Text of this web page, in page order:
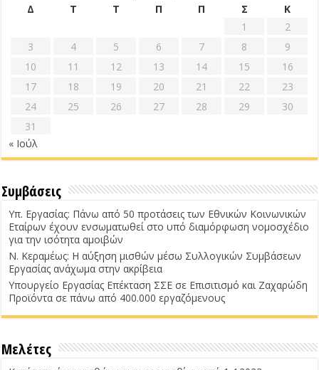
Δ
Τ Τ Π Π Σ
Κ
1
2
3
4 5 6 7 8
9
10
11 12 13 14 15
16
17
18 19 20 21 22
23
24
25 26 27 28 29
30
31
« Ιούλ
Συμβάσεις
Υπ. Εργασίας: Πάνω από 50 προτάσεις των Εθνικών Κοινωνικών
Εταίρων έχουν ενσωματωθεί στο υπό διαμόρφωση νομοσχέδιο
για την ισότητα αμοιβών
Ν. Κεραμέως: Η αύξηση μισθών μέσω Συλλογικών Συμβάσεων
Εργασίας ανάχωμα στην ακρίβεια
Υπουργείο Εργασίας Επέκταση ΣΣΕ σε Επισιτισμό και Ζαχαρώδη
Προϊόντα σε πάνω από 400.000 εργαζόμενους
Μελέτες